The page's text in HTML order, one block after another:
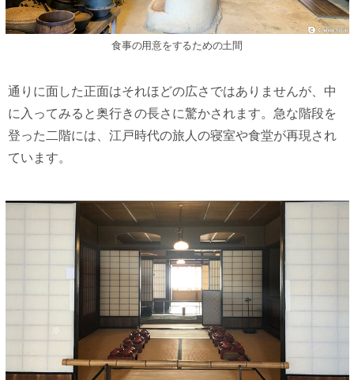
⾷事の⽤意をするための⼟間
通りに面した正面はそれほどの広さではありませんが、中
に入ってみると奥行きの長さに驚かされます。急な階段を
登った二階には、江戸時代の旅人の寝室や食堂が再現され
ています。